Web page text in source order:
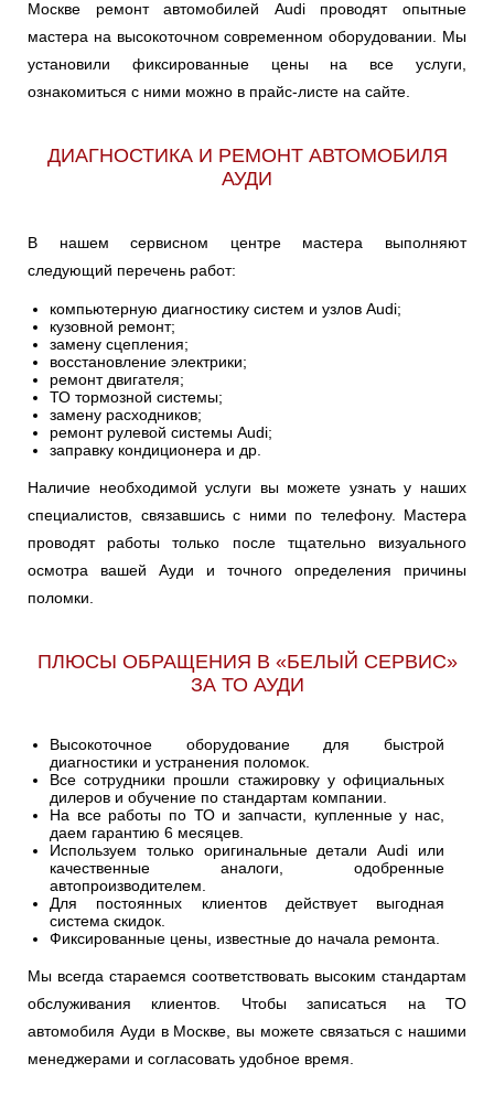
Тула
Тюмень
Ульяновск
Челябинск
Череповец
Ярославль
Москве ремонт автомобилей Audi проводят опытные
мастера на высокоточном современном оборудовании. Мы
установили фиксированные цены на все услуги,
ознакомиться с ними можно в прайс-листе на сайте.
ДИАГНОСТИКА И РЕМОНТ АВТОМОБИЛЯ
АУДИ
В нашем сервисном центре мастера выполняют
следующий перечень работ:
компьютерную диагностику систем и узлов Audi;
кузовной ремонт;
замену сцепления;
восстановление электрики;
ремонт двигателя;
ТО тормозной системы;
замену расходников;
ремонт рулевой системы Audi;
заправку кондиционера и др.
Наличие необходимой услуги вы можете узнать у наших
специалистов, связавшись с ними по телефону. Мастера
проводят работы только после тщательно визуального
осмотра вашей Ауди и точного определения причины
поломки.
ПЛЮСЫ ОБРАЩЕНИЯ В «БЕЛЫЙ СЕРВИС»
ЗА ТО АУДИ
Высокоточное оборудование для быстрой
диагностики и устранения поломок.
Все сотрудники прошли стажировку у официальных
дилеров и обучение по стандартам компании.
На все работы по ТО и запчасти, купленные у нас,
даем гарантию 6 месяцев.
Используем только оригинальные детали Audi или
качественные аналоги, одобренные
автопроизводителем.
Для постоянных клиентов действует выгодная
система скидок.
Фиксированные цены, известные до начала ремонта.
Мы всегда стараемся соответствовать высоким стандартам
обслуживания клиентов. Чтобы записаться на ТО
автомобиля Ауди в Москве, вы можете связаться с нашими
менеджерами и согласовать удобное время.